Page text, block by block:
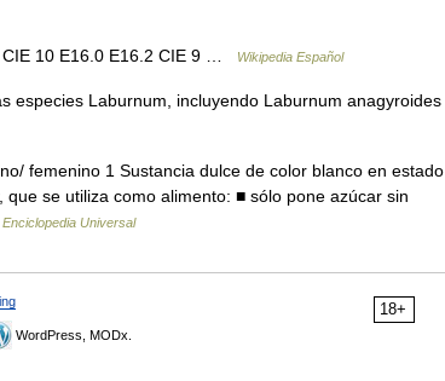
10 E16.0 E16.2 CIE 9 … Wikipedia Español
especies Laburnum, incluyendo Laburnum anagyroides
femenino 1 Sustancia dulce de color blanco en estado
se utiliza como alimento: ■ sólo pone azúcar sin
Enciclopedia Universal
18+
WordPress, MODx.